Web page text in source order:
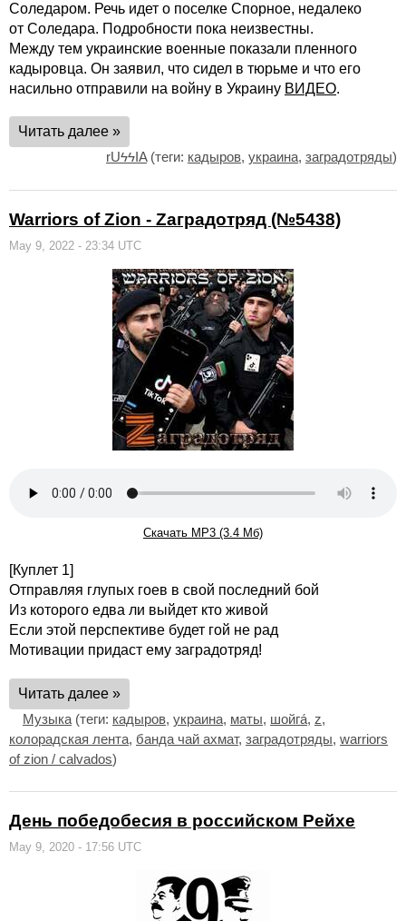
Соледаром. Речь идет о поселке Спорное, недалеко
от Соледара. Подробности пока неизвестны.
Между тем украинские военные показали пленного
кадыровца. Он заявил, что сидел в тюрьме и что его
насильно отправили на войну в Украину ВИДЕО.
Читать далее »
rUϟϟIA(теги: кадыров, украина, заградотряды)
Warriors of Zion - Zаградотряд (№5438)
May 9, 2022 - 23:34 UTC
Скачать MP3 (3.4 Мб)
[Куплет 1]
Отправляя глупых гоев в свой последний бой
Из которого едва ли выйдет кто живой
Если этой перспективе будет гой не рад
Мотивации придаст ему заградотряд!
Читать далее »
Музыка (теги: кадыров, украина, маты, шойга́, z,
колорадская лента, банда чай ахмат, заградотряды, warriors
of zion / calvados)
День победобесия в российском Рейхе
May 9, 2020 - 17:56 UTC